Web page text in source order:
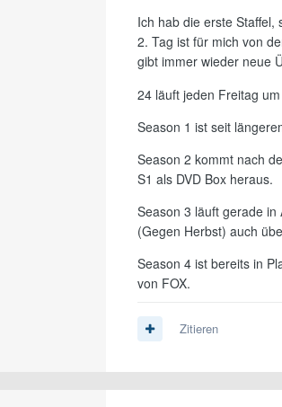
Ich hab die erste
2. Tag ist für mich von
gibt immer wieder neue
24 läuft jeden Freitag
Season 1 ist seit
Season 2 kommt nach
S1 als DVD Box heraus.
Season 3 läuft gerade
(Gegen Herbst) auch
Season 4 ist bereits in
von FOX.
Zitieren